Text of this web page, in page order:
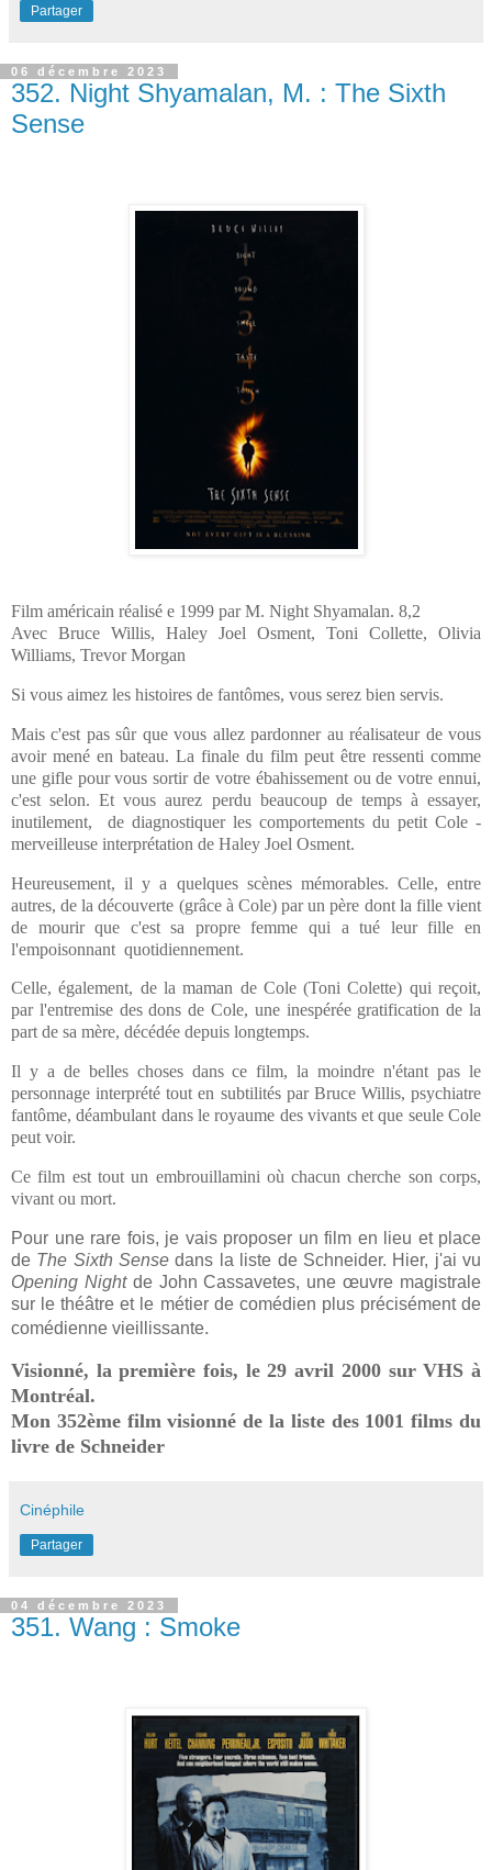
Partager
06 décembre 2023
352. Night Shyamalan, M. : The Sixth
Sense
Film américain réalisé e 1999 par M. Night Shyamalan. 8,2
Avec Bruce Willis, Haley Joel Osment, Toni Collette, Olivia
Williams, Trevor Morgan
Si vous aimez les histoires de fantômes, vous serez bien servis.
Mais c'est pas sûr que vous allez pardonner au réalisateur de vous
avoir mené en bateau. La finale du film peut être ressenti comme
une gifle pour vous sortir de votre ébahissement ou de votre ennui,
c'est selon. Et vous aurez perdu beaucoup de temps à essayer,
inutilement, de diagnostiquer les comportements du petit Cole -
merveilleuse interprétation de Haley Joel Osment.
Heureusement, il y a quelques scènes mémorables. Celle, entre
autres, de la découverte (grâce à Cole) par un père dont la fille vient
de mourir que c'est sa propre femme qui a tué leur fille en
l'empoisonnant quotidiennement.
Celle, également, de la maman de Cole (Toni Colette) qui reçoit,
par l'entremise des dons de Cole, une inespérée gratification de la
part de sa mère, décédée depuis longtemps.
Il y a de belles choses dans ce film, la moindre n'étant pas le
personnage interprété tout en subtilités par Bruce Willis, psychiatre
fantôme, déambulant dans le royaume des vivants et que seule Cole
peut voir.
Ce film est tout un embrouillamini où chacun cherche son corps,
vivant ou mort.
Pour une rare fois, je vais proposer un film en lieu et place
de The Sixth Sensedans la liste de Schneider. Hier, j'ai vu
Opening Night de John Cassavetes, une œuvre magistrale
sur le théâtre et le métier de comédien plus précisément de
comédienne vieillissante.
Visionné, la première fois, le 29 avril 2000 sur VHS à
Montréal.
Mon 352ème film visionné de la liste des 1001 films du
livre de Schneider
Cinéphile
Partager
04 décembre 2023
351. Wang : Smoke